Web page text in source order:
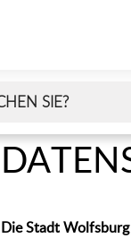
Die Stadt